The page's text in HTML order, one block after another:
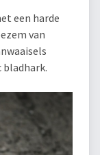
een harde
van